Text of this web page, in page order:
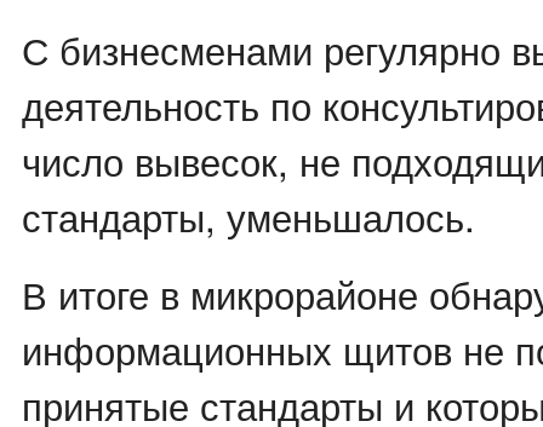
С бизнесменами регулярно
деятельность по
число вывесок, не
стандарты, уменьшалось.
В итоге в микрорайоне
информационных щитов не
принятые стандарты и